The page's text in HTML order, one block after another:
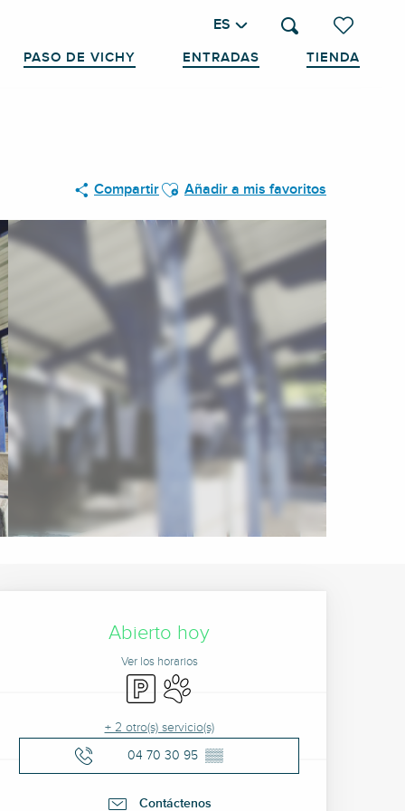
Voir les
Buscar
ES
PASO DE VICHY ENTRADAS TIENDA
CompartirAjouter aux favoris
Añadir a mis favoritos
y datos de
Abierto hoy
Ver los horarios
Aparcamiento
Se aceptan animales
+ 2 otro(s) servicio(s)
04 70 30 95 ▒▒
Contáctenos